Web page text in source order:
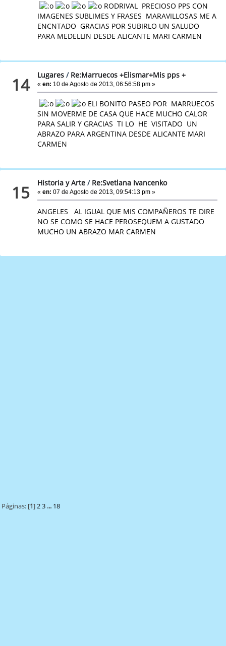
RODRIVAL PRECIOSO PPS CON
IMAGENES SUBLIMES Y FRASES MARAVILLOSAS ME A
ENCNTADO GRACIAS POR SUBIRLO UN SALUDO
PARA MEDELLIN DESDE ALICANTE MARI CARMEN
14 Lugares / Re:Marruecos +Elismar+Mis pps +
«en: 10 de Agosto de 2013, 06:56:58 pm »
ELI BONITO PASEO POR MARRUECOS
SIN MOVERME DE CASA QUE HACE MUCHO CALOR
PARA SALIR Y GRACIAS TI LO HE VISITADO UN
ABRAZO PARA ARGENTINA DESDE ALICANTE MARI
CARMEN
15 Historia y Arte / Re:Svetlana Ivancenko
«en: 07 de Agosto de 2013, 09:54:13 pm »
ANGELES AL IGUAL QUE MIS COMPAÑEROS TE DIRE
NO SE COMO SE HACE PEROSEQUEM A GUSTADO
MUCHO UN ABRAZO MAR CARMEN
Páginas: [1]2 3 ... 18